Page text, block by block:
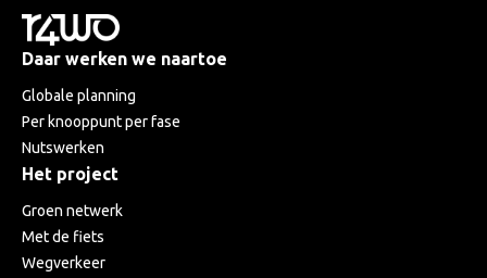
Daar werken we naartoe
Globale planning
Per knooppunt per fase
Nutswerken
Het project
Groen netwerk
Met de fiets
Wegverkeer